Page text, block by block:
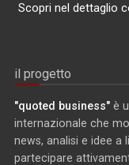
Scopri nel dettaglio
il progetto
"quoted business" è
internazionale che
news, analisi e idee a
partecipare